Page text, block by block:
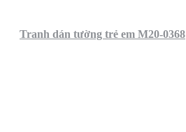
Tranh dán tường trẻ em M20-0368